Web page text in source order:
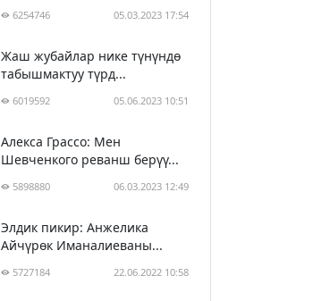
6254746 05.03.2023 17:54
Жаш жубайлар нике түнүндө
табышмактуу түрд...
6019592 05.06.2023 10:51
Алекса Грассо: Мен
Шевченкого реванш берүү...
5898880 06.03.2023 12:49
Элдик пикир: Анжелика
Айчүрөк Иманалиеваны...
5727184 22.06.2022 10:58